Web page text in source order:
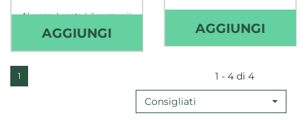
*il prezzo barrato è il prezzo più
AGGIUNGI AGGIUNGI PUMILENE
VAPO
ESSENZE
BALSAMICHE
AGGIUNGI
VAPO
ML AL
1 1 - 4 di 4
Consigliati